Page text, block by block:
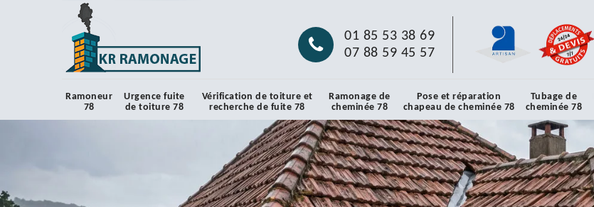
01 85 53 38 69
07 88 59 45 57
Ramoneur
78
Urgence fuite
de toiture 78
Vérification de toiture et
recherche de fuite 78
Ramonage de
cheminée 78
Pose et réparation
chapeau de cheminée 78
Tubage de
cheminée 78